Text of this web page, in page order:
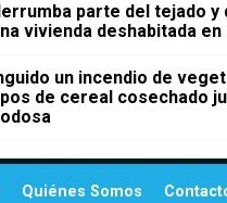
parte del tejado
vivienda deshabitada
un incendio de
de cereal cosechado
Quiénes Somos